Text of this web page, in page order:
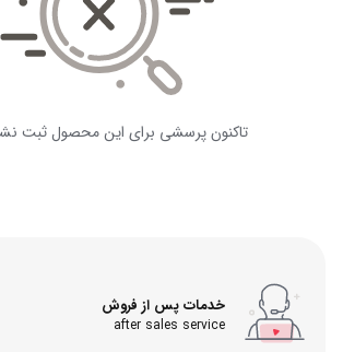
تاکنون پرسشی برای این محصول ثبت
خدمات پس از فروش
after sales service